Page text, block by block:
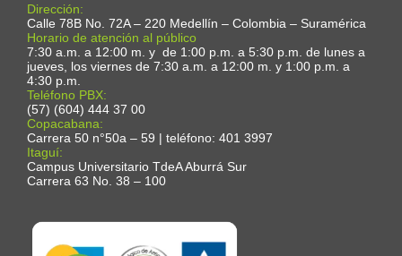
Dirección:
Calle 78B No. 72A – 220 Medellín – Colombia – Suramérica
Horario de atención al público
7:30 a.m. a 12:00 m. y de 1:00 p.m. a 5:30 p.m. de lunes a
jueves, los viernes de 7:30 a.m. a 12:00 m. y 1:00 p.m. a
4:30 p.m.
Teléfono PBX:
(57) (604) 444 37 00
Copacabana:
Carrera 50 n°50a – 59 | teléfono: 401 3997
Itaguí:
Campus Universitario TdeA Aburrá Sur
Carrera 63 No. 38 – 100